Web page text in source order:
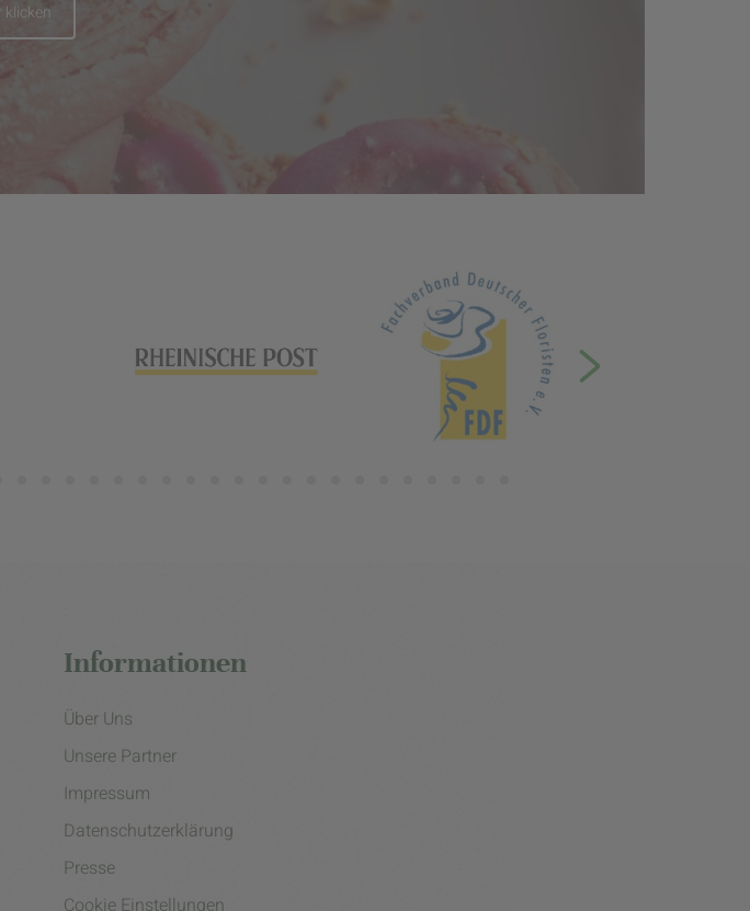
klicken
Informationen
Über Uns
Unsere Partner
Impressum
Datenschutzerklärung
Presse
Cookie Einstellungen